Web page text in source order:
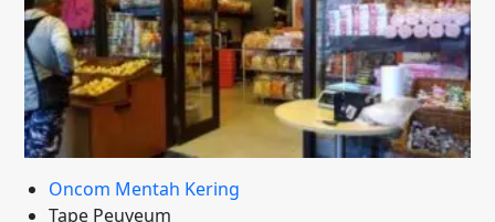
Oncom Mentah Kering
Tape Peuyeum